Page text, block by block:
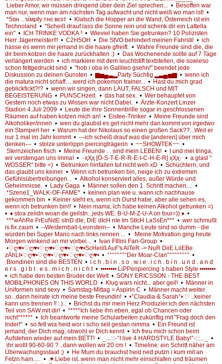
Lieber Amor, wir müssen dringend über dein Ziel sprechen... • Besoffen war
man nur, wenn man am nächsten Tag aufwacht und nicht weiß wo man ist! •
*5αн .. sίмρℓy тнє вєѕт • Klatsch die Hopper an die Wand, Österreich ist ein
Technoland • "Scheiß drauf lass die Sonne rein und schenk dir ein Lattella
ein" • ICH TRINKE VODKA ³ • Wieviel haben Sie getrunken? 10 Polizisten
Herr Jägermeister!!! • C2H5OH • Die StVO behindert meinen Fahrstil • ich
hasse es wenn mir jemand in die haare gfreift. • Wahre Freunde sind die, die
dir beim kotzen die haare zurückhalten :) • Das Wochenende sollte auf 7 Tage
verlängert werden • ich markiere mit dem leuchtstift textstellen, die sowieso
schon fettgedruckt sind • "hob i oba in Gallileo gsehn!" beendet jede
Diskussion zu deinen Gunsten • ▆▅▄▃▂Party Süchtig ▂▃▄▅▆ • wenn ich
die matura nicht schaff.....werd ich pokemon trainer... • Hast du mich grad
geblickfickt?!? • wenn wir singen, dann LAUT, FALSCH und MIT
BEGEISTERUNG • PUNSCHzeit. • das hat sex. • Wer behauptet von
Gestern noch etwas zu Wissen war nicht Dabei. • Ärzte-Konzert Linzer
Stadion 4.Juli 2009 • Leute die ihre Sonnenbrille sogar in geschlossenen
Räumen auf haben kotzen mich an! • Eistee-Trinker • Meine Freunde sind
Alkoholiker/innen • wen du glaubst es get nicht mehr dan kommt von irgedwo
ein Stamperl her • Warum hat der Nikolaus so einen großen Sack??...Weil er
nur 1 mal im Jahr kommt • ---ich scheiß drauf was die [anderen] über mich
denken--- • stolze unterlippn piercingträgerin • ~~SHOWTEK~~ •
Sternzeichen fisch • Meine Freunde . . sind mein LEBEN! •
I und mei tringa,
wir verstengan uns imma! • • a glasl "
WOSSER" bitte =) • Betrunken hinfallen tut nicht weh xD • Schüchtern, und
das glaubt uns keiner • Wenn ich betrunken bin, neige ich zu extremen
Gefühlsübertreibungen... • Alkohol konserviert alles, außer Würde und
Geheimnisse. • Lady Gaga • Männer sollen den 1. Schritt machen.... •
*Szene1_WALK-OF-FAME* • keinen plan wie u. wann ich nachhause
gekommen bin • Keiner sieht es, wenn ich Durst habe, aber alle sehen es,
wenn ich betrunken bin!! • Nein mama, ich habe keinen Alkohol getrunken =)
• ♦ stoa zeiidn woan de geilstn...jeds WE. B-U-M-Z-U-A on tour=)) ♦ •
***wAhRe FrEuNdE sInD dIe, DiE dIcH nIe Im StIcH LaSsEn*** • wer schmußt
is fix zaum • --Westernball-Leonstein-- • Manche Leute sind so dumm - die
würden bei Super Mario nach links rennen ... •
Meine Motivation ging heute
Morgen winkend an mir vorbei... • Ivan FIllini Fan-Group •
•♡ღ♥•♡ღ♥•♡ღ♥•♡ღ♥•♡ღ♥•ScHeiiß AuF's AlTeR -> NuR DiiE LiiEBe
zÄhLt•♡ღ♥•♡ღ♥•♡ღ♥•♡ღ♥•♡ღ♥• • °°°°°°°°Der Moar-Clan°°°°°°°°° •
Blondinen sind die BESTEN • i c h . b i n . s o . w i e . i c h . b i n . u n d . a n d
e r s . g i b t . e s . m i c h . n i c h t • •••••••• LiPPenpiercing´s haben Style ••••••••
• ich habe den besten Bruder der Welt • SONY ERICSSON - THE BEST
MOBILPHONES ON THIS WORLD • Klug wars nicht... aber geil! • Männer in
Uniformen sind sexy • Samstag-Mittag = Aspirin C • Männer macht weiter
so...dann heirate ich meine beste Freundin! • •°Claudia & Sarah°• ♡ ..keiner
kann uns trennen !! : ).. • Brichst du mir mein Herz Produzier ich den nächsten
Teil von SAW mit dir! • *****Ich liebe ihn eben, egal ob Chancen oder
nicht****** •
Ich beantworte meine Schularbeiten zukünftig mit "Frag doch den
Inder!" • so fett wia heid wor i scho seit gestan nimma • Ein Freund ist
jemand, der Dich mag, obwohl er Dich kennt •
Ich freu mich schon beim
Aufstehen wieder auf mein BETT! • _...:::-°I live 4 HARDSTYLE Baby!°-:::..._
•
ihr wollt 90-60-90 ?...dann wollen wir 20 cm ! • Timeline: ein Schritt näher am
Überwachungsstaat ;) • He Mum du brauchst heid ned putzn i kum mit an
Fetzn ham..... • .♥.Liebe ist..wenn man nicht mehr einschlafen und träumen